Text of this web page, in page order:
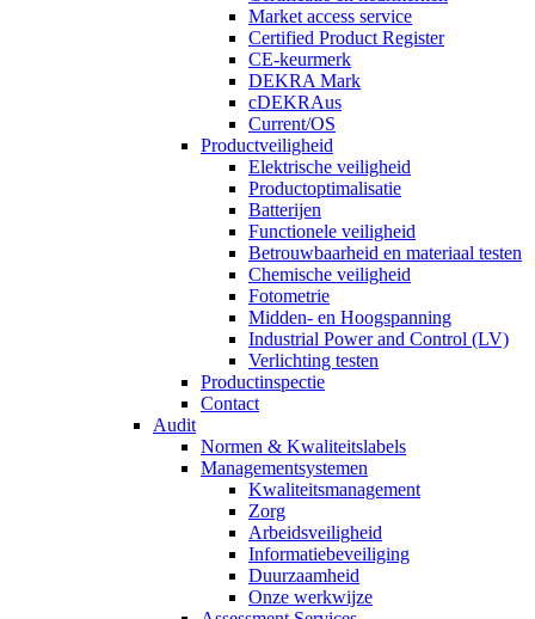
Market access service
Certified Product Register
CE-keurmerk
DEKRA Mark
cDEKRAus
Current/OS
Productveiligheid
Elektrische veiligheid
Productoptimalisatie
Batterijen
Functionele veiligheid
Betrouwbaarheid en materiaal testen
Chemische veiligheid
Fotometrie
Midden- en Hoogspanning
Industrial Power and Control (LV)
Verlichting testen
Productinspectie
Contact
Audit
Normen & Kwaliteitslabels
Managementsystemen
Kwaliteitsmanagement
Zorg
Arbeidsveiligheid
Informatiebeveiliging
Duurzaamheid
Onze werkwijze